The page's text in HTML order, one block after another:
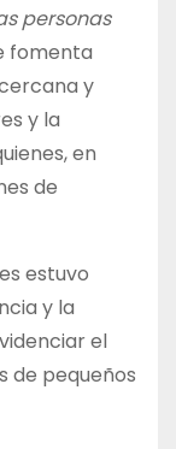
personas
fomenta
y
y la
en
de
estuvo
y la
el
de pequeños